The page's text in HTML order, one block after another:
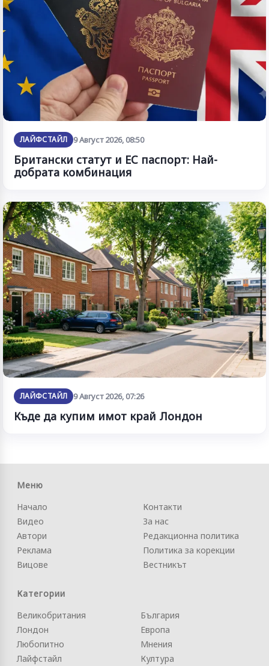
ЛАЙФСТАЙЛ 9 Август 2026, 08:50
Британски статут и ЕС паспорт: Най-
добрата комбинация
ЛАЙФСТАЙЛ 9 Август 2026, 07:26
Къде да купим имот край Лондон
Меню
Начало
Видео
Автори
Реклама
Вицове
Контакти
За нас
Редакционна политика
Политика за корекции
Вестникът
Категории
Великобритания
Лондон
Любопитно
Лайфстайл
България
Европа
Мнения
Култура